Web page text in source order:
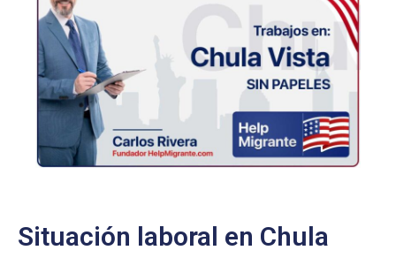
Situación laboral en Chula